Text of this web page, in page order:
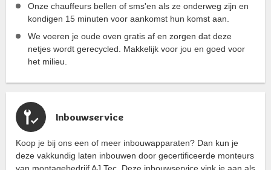
Onze chauffeurs bellen of sms'en als ze onderweg zijn en
kondigen 15 minuten voor aankomst hun komst aan.
We voeren je oude oven gratis af en zorgen dat deze
netjes wordt gerecycled. Makkelijk voor jou en goed voor
het milieu.
Inbouwservice
Koop je bij ons een of meer inbouwapparaten? Dan kun je
deze vakkundig laten inbouwen door gecertificeerde monteurs
van montagebedrijf AJ Tec. Deze inbouwservice vink je aan als